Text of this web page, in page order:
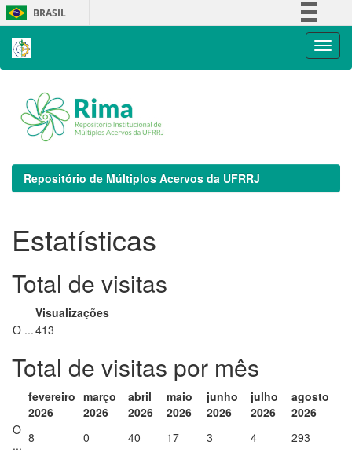
Skip
navigation
BRASIL
Repositório de Múltiplos Acervos da UFRRJ
Estatísticas
Total de visitas
Visualizações
O ...413
Total de visitas por mês
fevereiro
2026
março
2026
abril
2026
maio
2026
junho
2026
julho
2026
agosto
2026
O
... 8 0 40 17 3 4 293